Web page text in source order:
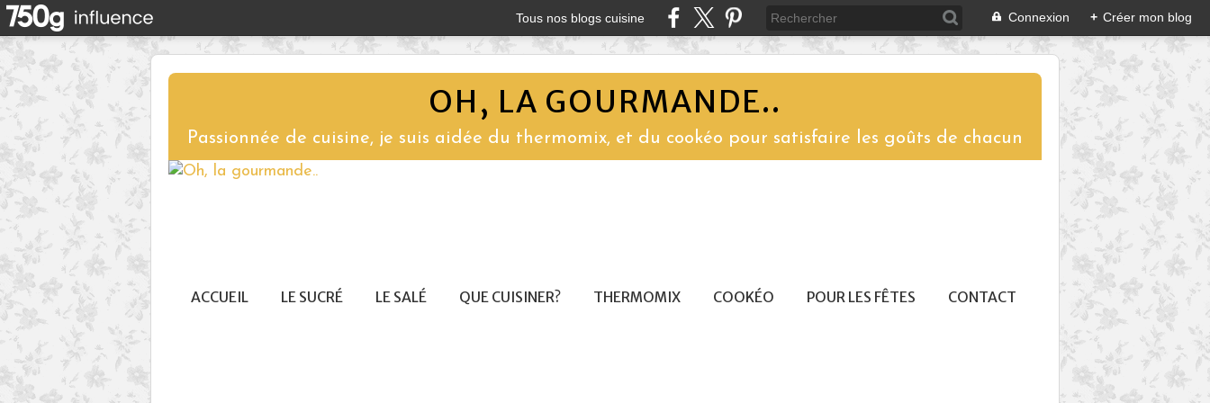
Tous nos blogs cuisine Connexion + Créer mon blog
OH, LA GOURMANDE..
Passionnée de cuisine, je suis aidée du thermomix, et du cookéo pour satisfaire les goûts de chacun
ACCUEIL LE SUCRÉ LE SALÉ QUE CUISINER? THERMOMIX COOKÉO POUR LES FÊTES CONTACT